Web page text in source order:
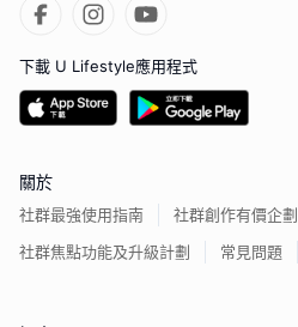
下載 U Lifestyle應用程式
關於
社群最強使用指南
社群創作有價企劃
社群焦點功能及升級計劃
常見問題